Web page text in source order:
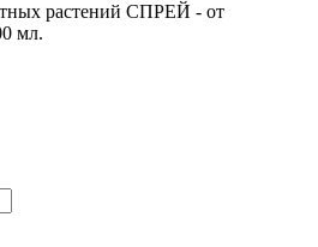
растений СПРЕЙ - от
мл.